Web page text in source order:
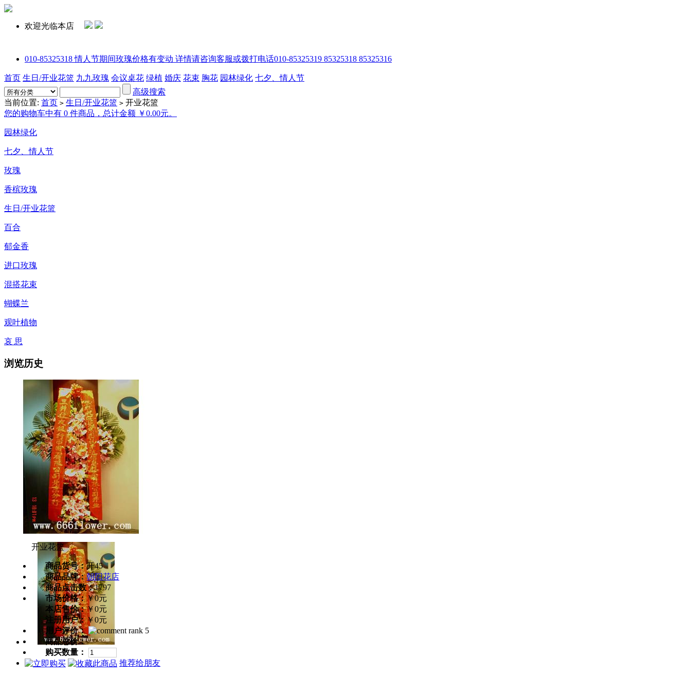
欢迎光临本店
010-85325318 情人节期间玫瑰价格有变动 详情请咨询客服或拨打电话010-85325319 85325318 85325316
首页 生日/开业花篮 九九玫瑰 会议桌花 绿植 婚庆 花束 胸花 园林绿化 七夕、情人节
高级搜索
当前位置: 首页 > 生日/开业花篮 > 开业花篮
您的购物车中有 0 件商品，总计金额 ￥0.00元。
园林绿化
七夕、情人节
玫瑰
香槟玫瑰
生日/开业花篮
百合
郁金香
进口玫瑰
混搭花束
蝴蝶兰
观叶植物
哀 思
浏览历史
开业花篮
商品货号：开45
商品品牌：朝阳花店
商品点击数：1797
市场价格：￥0元
本店售价：￥0元
注册用户：￥0元
用户评价：
商品总价：
购买数量：
推荐给朋友